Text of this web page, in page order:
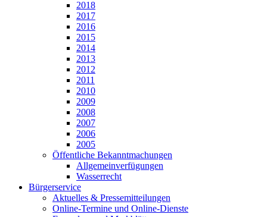
2018
2017
2016
2015
2014
2013
2012
2011
2010
2009
2008
2007
2006
2005
Öffentliche Bekanntmachungen
Allgemeinverfügungen
Wasserrecht
Bürgerservice
Aktuelles & Pressemitteilungen
Online-Termine und Online-Dienste